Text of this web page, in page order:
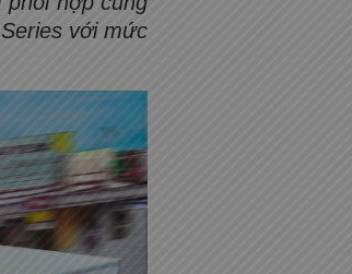
với mức